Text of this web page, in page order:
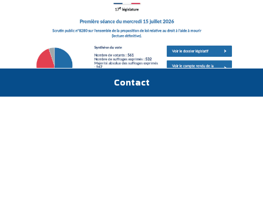
Contact